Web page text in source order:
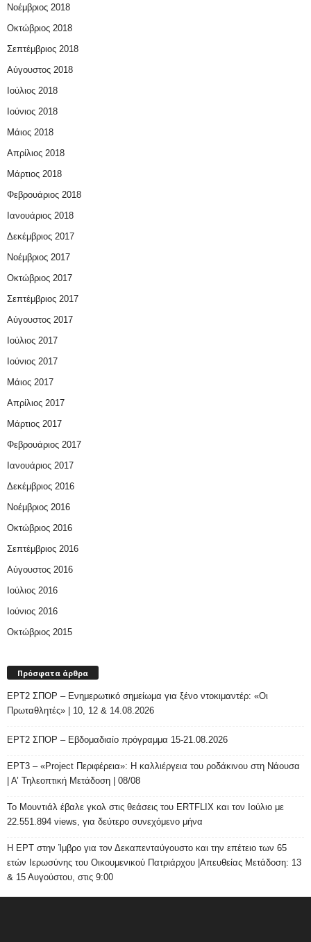
Νοέμβριος 2018
Οκτώβριος 2018
Σεπτέμβριος 2018
Αύγουστος 2018
Ιούλιος 2018
Ιούνιος 2018
Μάιος 2018
Απρίλιος 2018
Μάρτιος 2018
Φεβρουάριος 2018
Ιανουάριος 2018
Δεκέμβριος 2017
Νοέμβριος 2017
Οκτώβριος 2017
Σεπτέμβριος 2017
Αύγουστος 2017
Ιούλιος 2017
Ιούνιος 2017
Μάιος 2017
Απρίλιος 2017
Μάρτιος 2017
Φεβρουάριος 2017
Ιανουάριος 2017
Δεκέμβριος 2016
Νοέμβριος 2016
Οκτώβριος 2016
Σεπτέμβριος 2016
Αύγουστος 2016
Ιούλιος 2016
Ιούνιος 2016
Οκτώβριος 2015
Πρόσφατα άρθρα
ΕΡΤ2 ΣΠΟΡ – Ενημερωτικό σημείωμα για ξένο ντοκιμαντέρ: «Οι
Πρωταθλητές» | 10, 12 & 14.08.2026
ΕΡΤ2 ΣΠΟΡ – Εβδομαδιαίο πρόγραμμα 15-21.08.2026
ΕΡΤ3 – «Project Περιφέρεια»: Η καλλιέργεια του ροδάκινου στη Νάουσα
| Α’ Τηλεοπτική Μετάδοση | 08/08
Το Μουντιάλ έβαλε γκολ στις θεάσεις του ERTFLIX και τον Ιούλιο με
22.551.894 views, για δεύτερο συνεχόμενο μήνα
Η ΕΡΤ στην Ίμβρο για τον Δεκαπενταύγουστο και την επέτειο των 65
ετών Ιερωσύνης του Οικουμενικού Πατριάρχου |Απευθείας Μετάδοση: 13
& 15 Αυγούστου, στις 9:00